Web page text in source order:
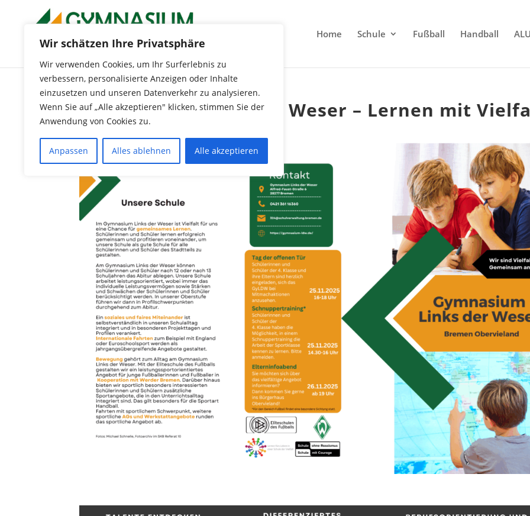
Wir schätzen Ihre Privatsphäre
Wir verwenden Cookies, um Ihr Surferlebnis zu
verbessern, personalisierte Anzeigen oder Inhalte
einzusetzen und unseren Datenverkehr zu analysieren.
Wenn Sie auf „Alle akzeptieren" klicken, stimmen Sie der
Anwendung von Cookies zu.
Anpassen Alles ablehnen Alle akzeptieren
Home Schule Fußball Handball
Gymnasium Links der Weser – Lernen mit
und Perspektive